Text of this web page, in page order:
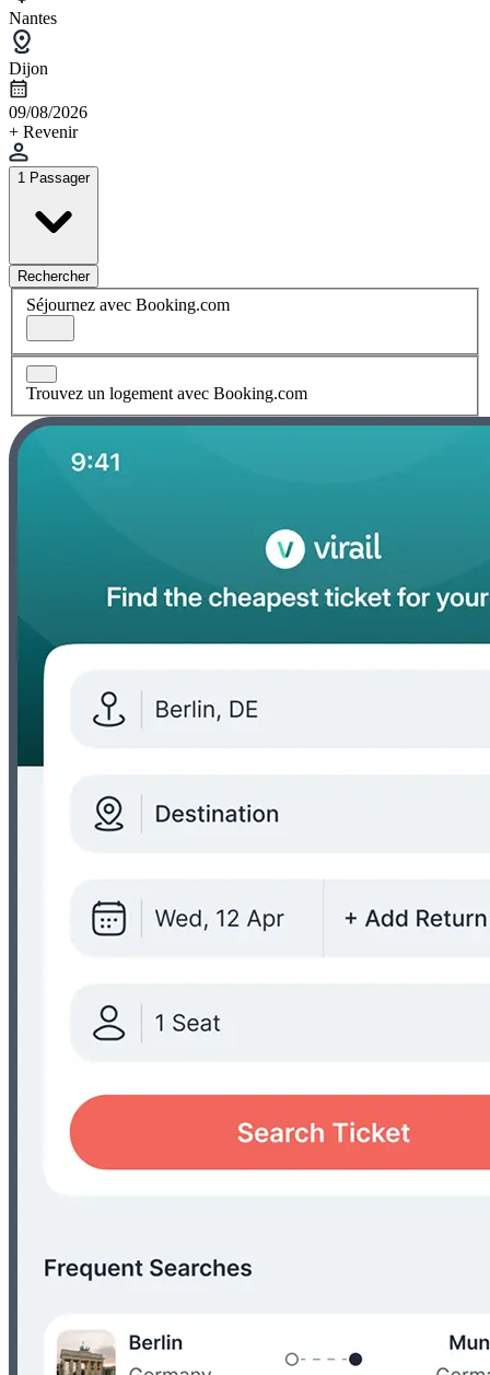
Nantes
Dijon
09/08/2026
+ Revenir
1 Passager
Rechercher
Séjournez avec Booking.com
Trouvez un logement avec Booking.com